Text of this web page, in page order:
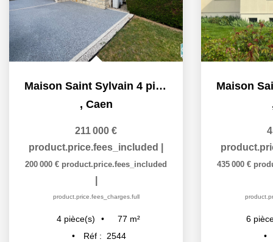
Maison Saint Sylvain 4 pièce(s) 78 m2
, Caen
211 000 €
product.price.fees_included
200 000 € product.price.fees_included
product.price.fees_charges.full
4 pièce(s) 77 m²
Réf :
2544
435 000 €
6